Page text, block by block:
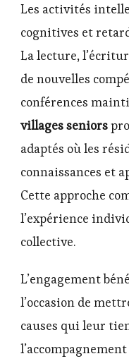
Les activités
cognitives et
La lecture,
de nouvelles
conférences
villages seniors
adaptés où les
connaissances et
Cette approche
l’expérience
collective.
L’engagement
l’occasion de
causes qui leur